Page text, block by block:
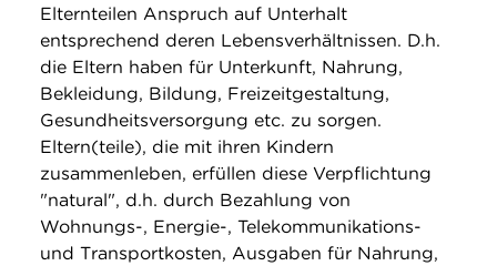
Elternteilen Anspruch auf Unterhalt
entsprechend deren Lebensverhältnissen. D.h.
die Eltern haben für Unterkunft, Nahrung,
Bekleidung, Bildung, Freizeitgestaltung,
Gesundheitsversorgung etc. zu sorgen.
Eltern(teile), die mit ihren Kindern
zusammenleben, erfüllen diese Verpflichtung
"natural", d.h. durch Bezahlung von
Wohnungs-, Energie-, Telekommunikations-
und Transportkosten, Ausgaben für Nahrung,